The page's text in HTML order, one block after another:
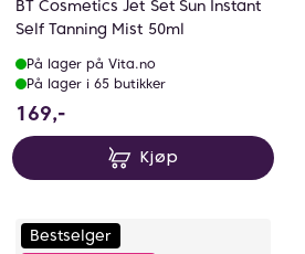
du sparer 34.75 NOK
BT Cosmetics Jet Set Sun Instant
Self Tanning Mist 50ml
På lager på Vita.no
På lager i 65 butikker
169,-169 NOK
Kjøp
Bestselger